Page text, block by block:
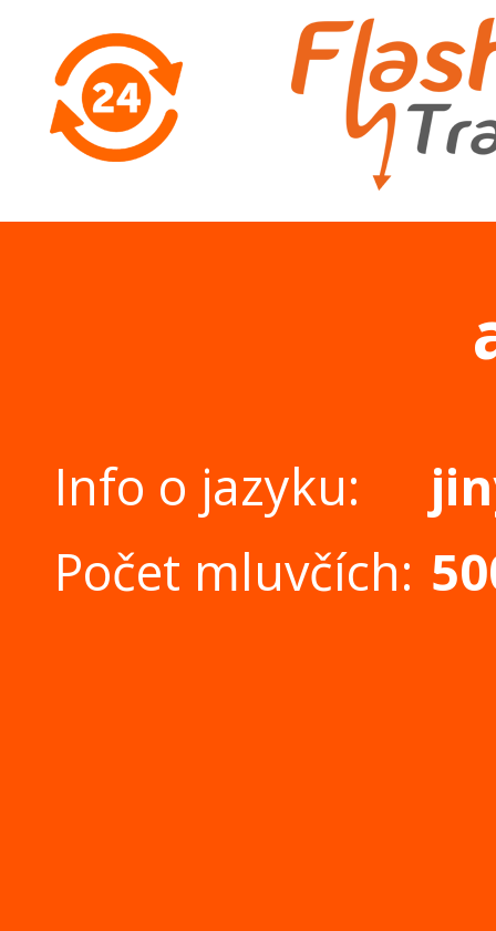
Info o jazyku:
Počet mluvčích: